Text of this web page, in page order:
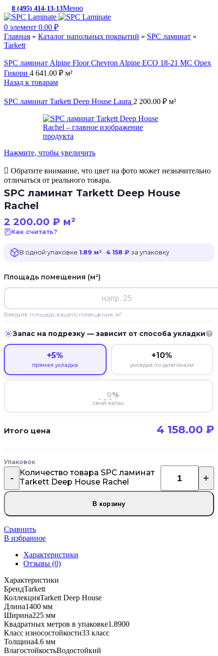
8 (495) 414-13-13Меню
0 элемент 0.00 ₽
Главная » Каталог напольных покрытий » SPC ламинат »
Tarkett
SPC ламинат Alpine Floor Chevron Alpine ECO 18-21 МС Орех
Гикори 4 641.00 ₽ м²
Назад к товарам
SPC ламинат Tarkett Deep House Laura 2 200.00 ₽ м²
Нажмите, чтобы увеличить
Обратите внимание, что цвет на фото может незначительно
отличаться от реального товара.
SPC ламинат Tarkett Deep House
Rachel
2 200.00 ₽ м²
Как считать?
В одной упаковке 1.89 м² · 4 158 ₽ за упаковку
Площадь помещения (м²)
Введите площадь вашего помещения, м²
Запас на подрезку — зависит от способа укладки
+5%
прямая укладка
+10%
укладка по диагонали
%
свой запас
Итого цена 4 158.00 ₽
Упаковок
Количество товара SPC ламинат
Tarkett Deep House Rachel
В корзину
Сравнить
В избранное
Характеристики
Отзывы (0)
Характеристики
БрендTarkett
КоллекцияTarkett Deep House
Длина1400 мм
Ширина225 мм
Квадратных метров в упаковке1.8900
Класс износостойкости33 класс
Толщина4.6 мм
ВлагостойкостьВодостойкий